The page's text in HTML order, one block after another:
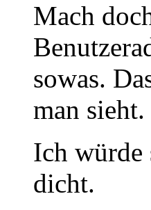
Mach
sowas.
man sieht.
Ich würde
dicht.